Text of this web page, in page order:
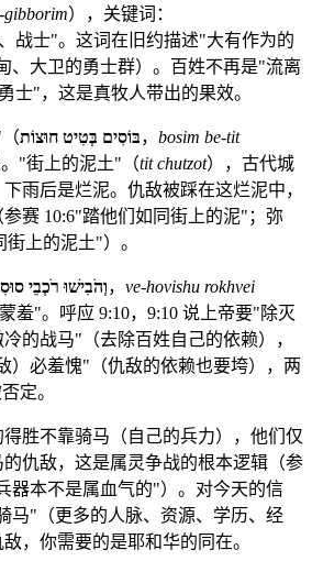
gibborim），关键词：
战士"。这词在旧约描述"大有作为的
、大卫的勇士群）。百姓不再是"流离
士"，这是真牧人带出的果效。
בּוֹסִים בְּטִיט חוּצוֹת， bosim be-tit
"街上的泥土"（tit chutzot），古代城
雨后是烂泥。仇敌被踩在这烂泥中，
赛 10:6"踏他们如同街上的泥"；弥
上的泥土"）。
וְהֹבִישׁוּ רֹכְבֵי， ve-hovishu rokhvei
羞"。呼应 9:10，9:10 说上帝要"除灭
的战马"（去除百姓自己的依赖），
）必羞愧"（仇敌的依赖也要垮），两
定。
得胜不靠骑马（自己的兵力），他们仅
仇敌，这是属灵争战的根本逻辑（参
器本不是属血气的"）。对今天的信
马"（更多的人脉、资源、学历、经
，你需要的是耶和华的同在。